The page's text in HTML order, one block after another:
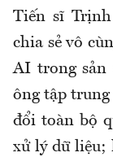
Tiến sĩ
chia sẻ vô
AI trong sản
ông tập
đổi toàn bộ
xử lý dữ liệu;